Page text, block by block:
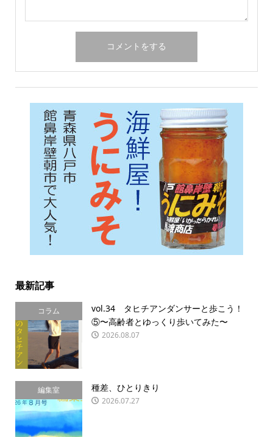
最新記事
コラム
vol.34 タヒチアンダンサーと歩こう！
⑤〜高齢者とゆっくり歩いてみた〜
2026.08.07
編集室 種差、ひとりきり
2026.07.27